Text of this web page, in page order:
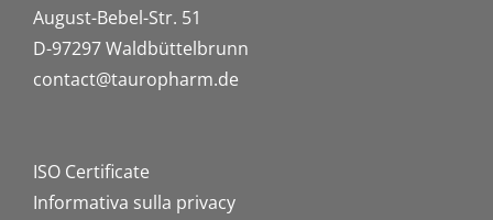
August-Bebel-Str. 51
D-97297 Waldbüttelbrunn
contact@tauropharm.de
ISO Certificate
Informativa sulla privacy